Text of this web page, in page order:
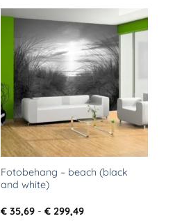
Toevoegen
aan
verlanglijst
Fotobehang – beach (black
and white)
€35,69 - €299,49Prijsklasse: